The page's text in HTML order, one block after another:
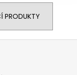
PRODUKTY